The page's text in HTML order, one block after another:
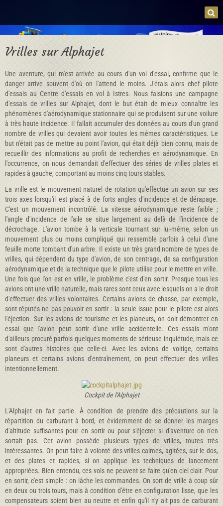
Vrilles sur Alphajet
Une aventure, qui m'est arrivée au cours d'un vol d'essai, confirme que le
danger arrive souvent d'où on l'attend le moins. J'étais alors chef pilote
d'essais au Centre d'essais en vol à Istres. Nous faisions une campagne
d'essais de vrilles sur Alphajet, dont le but était de mieux connaître les
phénomènes d'aérodynamique stationnaire qui se produisent sur une voilure
à très haute incidence. Il fallait accumuler des données au cours d'un grand
nombre de vrilles qui devaient avoir toutes les mêmes caractéristiques. Le
but n'était pas de mettre au point l'avion, qui était déjà bien connu, mais de
recueillir des informations au profit de recherches en aérodynamique. En
l'occurrence, on nous demandait d'effectuer des séries de vrilles plates et
rapides à gauche, comportant au moins cinq tours stables.
La vrille est le mouvement naturel de rotation qu'effectue un avion sur ses
trois axes lorsqu'il est placé à de forts angles d'incidence et de dérapage.
C'est un mouvement incontrôlé. La vitesse aérodynamique reste faible ;
l'angle d'incidence de l'aile se situe largement au delà de l'incidence de
décrochage. L'avion tombe à la verticale tournant sur lui-même, selon un
mouvement plus ou moins compliqué qui ressemble parfois à celui d'une
feuille morte tombant d'un arbre. Il existe un très grand nombre de types de
vrilles, qui dépendent du type d'avion, de son centrage, de sa configuration
aérodynamique et de la technique que le pilote utilise pour le mettre en vrille.
Une fois que l'on est en vrille, le problème c'est d'en sortir. Presque tous les
avions ont une vrille naturelle, mais rares sont ceux avec lesquels on a le droit
d'effectuer des vrilles volontaires. Certains avions de chasse, par exemple,
sont réputés ne pas pouvoir en sortir : la seule issue pour le pilote est alors
l'éjection. Sur les avions de tourisme et les planeurs, on doit démontrer en
essai que l'avion peut sortir d'une vrille accidentelle. Ces essais m'ont
d'ailleurs procuré parfois quelques moments de sérieuse inquiétude, mais ce
sont d'autres histoires que celle-ci. Avec les avions de voltige, certains
planeurs et certains avions d'entraînement, on peut effectuer des vrilles
intentionnellement.
Cockpit de l'Alphajet
L'Alphajet en fait partie. À condition de prendre des précautions sur la
répartition du carburant à bord, et évidemment de se donner les marges
d'altitude suffisantes pour en sortir ou pour s'éjecter si d'aventure on n'en
sortait pas. Cet avion possède plusieurs types de vrilles, toutes très
intéressantes. On peut faire à volonté des vrilles calmes, agitées, sur le dos,
et des plates et rapides, si on applique les techniques de lancement
appropriées. Bien entendu, ces vols ne peuvent se faire qu'en ciel clair. Pour
en sortir, c'est simple : on lâche les commandes. On sort de vrille à coup sûr
en deux ou trois tours, mais à condition d'être en configuration lisse, que les
compen­sateurs soient bien au neutre et enfin qu'il n'y ait pas de carburant